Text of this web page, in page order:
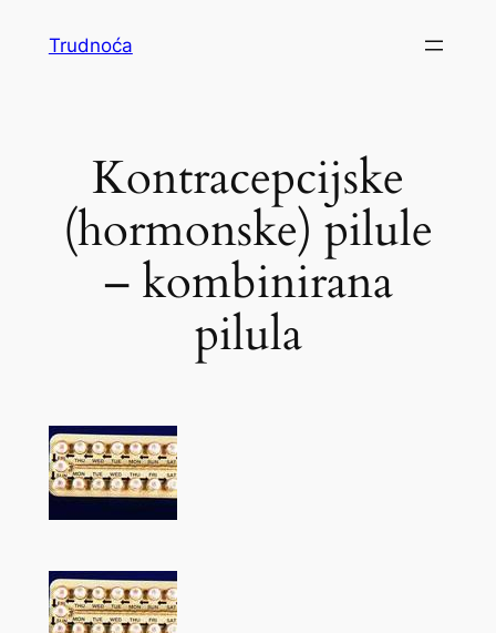
Trudnoća
Kontracepcijske
(hormonske) pilule
– kombinirana
pilula